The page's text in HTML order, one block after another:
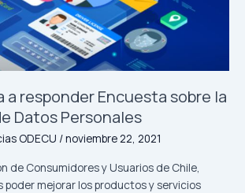
a responder Encuesta sobre la
Datos Personales
ODECU /noviembre 22, 2021
de Consumidores y Usuarios de Chile,
poder mejorar los productos y servicios